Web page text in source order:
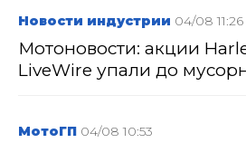
Новости индустрии 04/08 11:26
Мотоновости: акции
LiveWire упали до
МотоГП 04/08 10:53